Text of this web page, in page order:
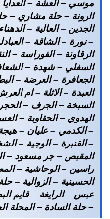
موسي – العشة – العدايا
الرونة – حلة مشاري –
الجدين – العالية –
– نورة – الشاقة –
الرقاونة – الفوراسة –
السفلي – شهدة –
الجعافرة – العرضة –
العبدة – الاثلة – ام
السبخة – الجرف –
الهدوي – الحقاوية –
– الكدمي – عليان –
– القنبرة – الوجية –
المقبص – جر مسعود –
راسين – الوحاشية –
الحسينية – الزوالية –
عبس – الرايغة – قايم
– حلة السادة – المحلة